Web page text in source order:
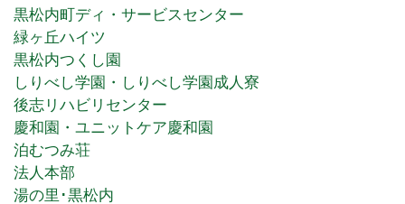
黒松内町ディ・サービスセンター
緑ヶ丘ハイツ
黒松内つくし園
しりべし学園・しりべし学園成人寮
後志リハビリセンター
慶和園・ユニットケア慶和園
泊むつみ荘
法人本部
湯の里･黒松内